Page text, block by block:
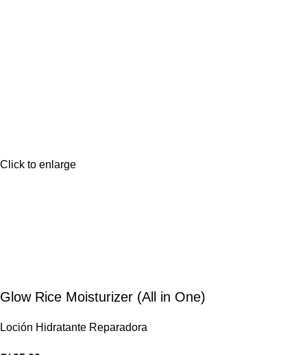
Click to enlarge
Glow Rice Moisturizer (All in One)
Loción Hidratante Reparadora